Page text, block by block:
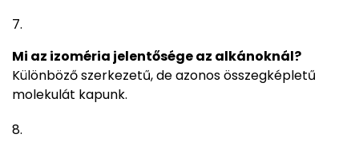
Mi az izoméria jelentősége az alkánoknál?
Különböző szerkezetű, de azonos összegképletű
molekulát kapunk.